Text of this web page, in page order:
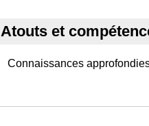
Atouts et
Connaissances